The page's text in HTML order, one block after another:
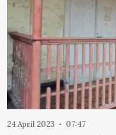
24 April 2023 07:47